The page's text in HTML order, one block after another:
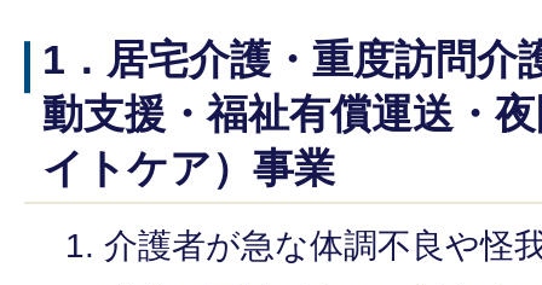
1．居宅介護・重度訪問介
動支援・福祉有償運送・
イトケア）事業
介護者が急な体調不良や怪